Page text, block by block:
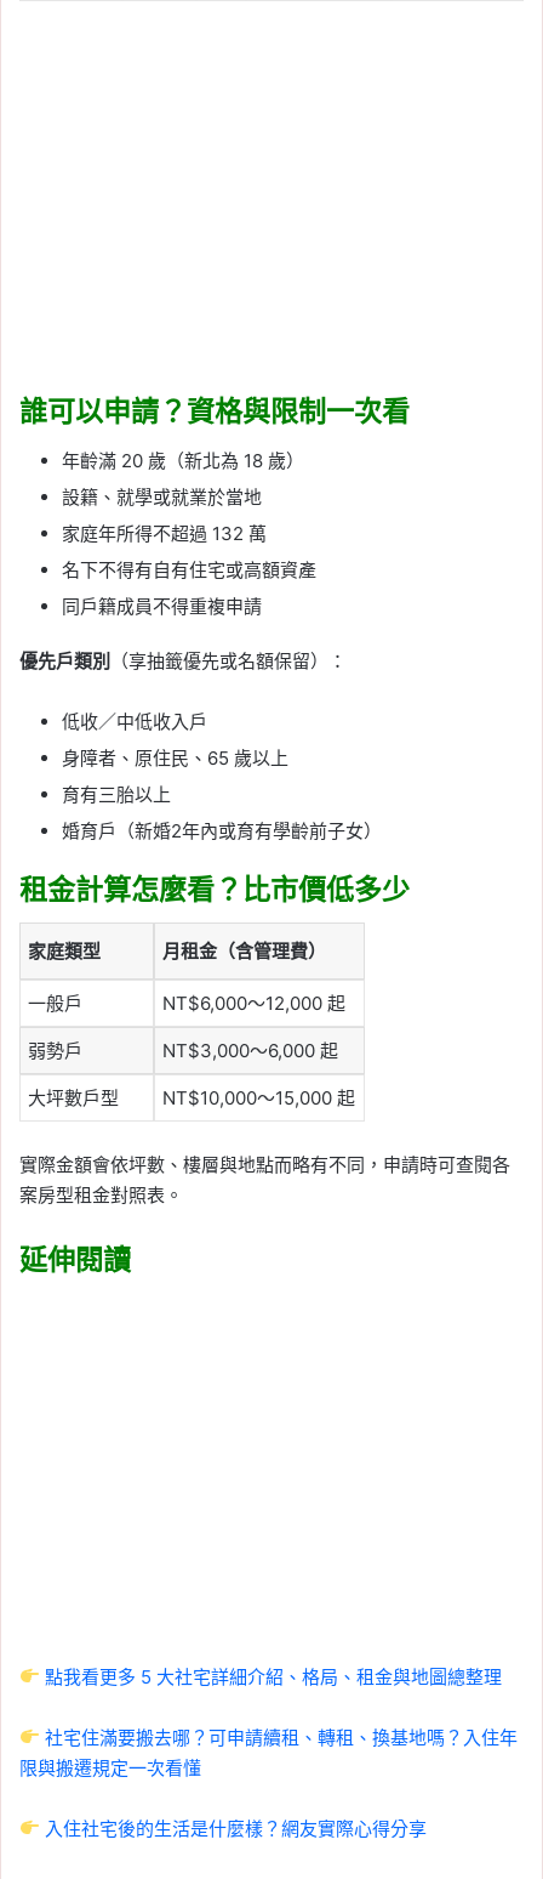
誰可以申請？資格與限制一次看
年齡滿 20 歲（新北為 18 歲）
設籍、就學或就業於當地
家庭年所得不超過 132 萬
名下不得有自有住宅或高額資產
同戶籍成員不得重複申請
優先戶類別 （享抽籤優先或名額保留）：
低收／中低收入戶
身障者、原住民、65 歲以上
育有三胎以上
婚育戶（新婚2年內或育有學齡前子女）
租金計算怎麼看？比市價低多少
家庭類型 月租金（含管理費）
一般戶 NT$6,000～12,000 起
弱勢戶 NT$3,000～6,000 起
大坪數戶型 NT$10,000～15,000 起
實際金額會依坪數、樓層與地點而略有不同，申請時可查閱各
案房型租金對照表。
延伸閱讀
點我看更多 5 大社宅詳細介紹、格局、租金與地圖總整理
社宅住滿要搬去哪？可申請續租、轉租、換基地嗎？入住年
限與搬遷規定一次看懂
入住社宅後的生活是什麼樣？網友實際心得分享